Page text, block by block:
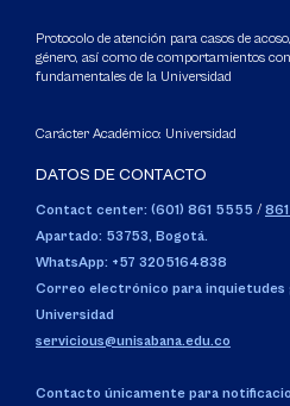
Protocolo de atención para casos de
género, así como de comportamientos
fundamentales de la Universidad
Carácter Académico: Universidad
DATOS DE CONTACTO
Contact center: (601) 861 5555 /
Apartado: 53753, Bogotá.
WhatsApp: +57 3205164838
Correo electrónico para inquietudes
Universidad
servicious@unisabana.edu.co
Contacto únicamente para